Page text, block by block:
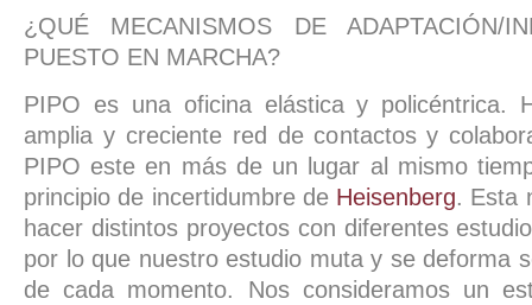
¿QUÉ MECANISMOS DE ADAPTACIÓN/
PUESTO EN MARCHA?
PIPO es una oficina elástica y policéntrica.
amplia y creciente red de contactos y
PIPO este en más de un lugar al mismo
principio de incertidumbre de Heisenberg. Esta
hacer distintos proyectos con diferentes
por lo que nuestro estudio muta y se deforma
de cada momento. Nos consideramos un